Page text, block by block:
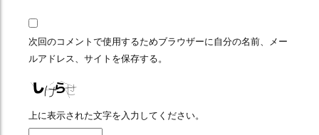
次回のコメントで使用するためブラウザーに自分の名前、メー
ルアドレス、サイトを保存する。
上に表示された文字を入力してください。